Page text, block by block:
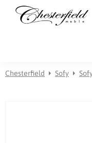
Chesterfield Sofy